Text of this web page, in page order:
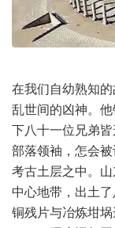
在我们自幼熟知
乱世间的凶神。
下八十一位兄弟
部落领袖，怎会
考古土层之中。
中心地带，出土
铜残片与冶炼坩